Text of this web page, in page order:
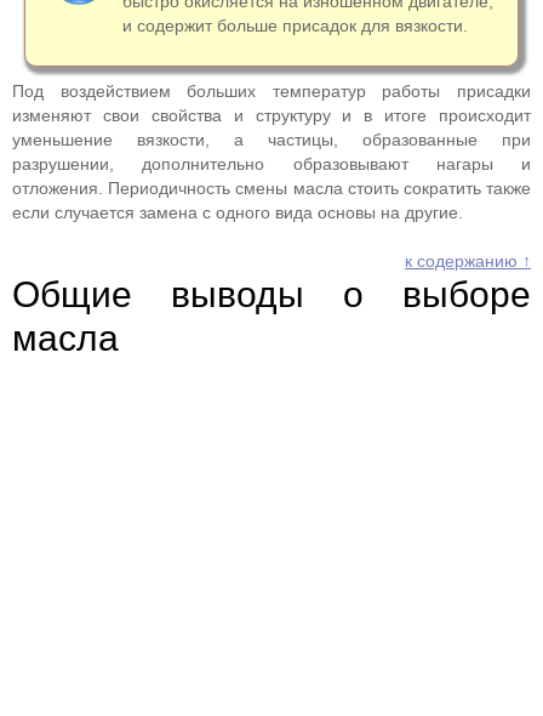
и содержит больше присадок для вязкости.
Под воздействием больших температур работы присадки
изменяют свои свойства и структуру и в итоге происходит
уменьшение вязкости, а частицы, образованные при
разрушении, дополнительно образовывают нагары и
отложения. Периодичность смены масла стоить сократить также
если случается замена с одного вида основы на другие.
к содержанию ↑
Общие выводы о выборе
масла